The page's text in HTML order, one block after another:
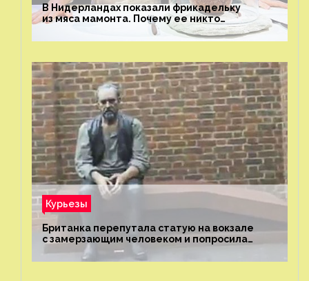
В Нидерландах показали фрикадельку
из мяса мамонта. Почему ее никто
Курьезы
Британка перепутала статую на вокзале
с замерзающим человеком и попросила
о помощи